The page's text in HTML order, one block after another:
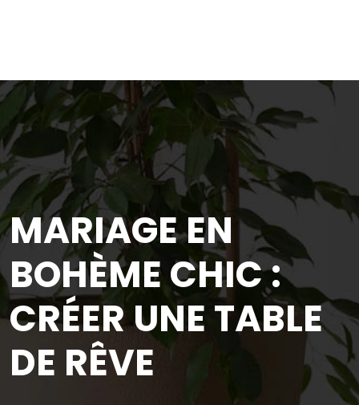
MARIAGE EN
BOHÈME CHIC :
CRÉER UNE TABLE
DE RÊVE